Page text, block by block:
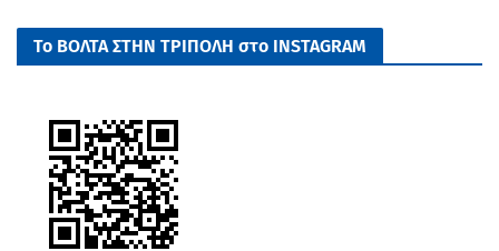
Το ΒΟΛΤΑ ΣΤΗΝ ΤΡΙΠΟΛΗ στο INSTAGRAM